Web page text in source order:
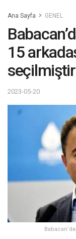
Ana Sayfa GENEL
15
seçilmiştir
2023-05-20